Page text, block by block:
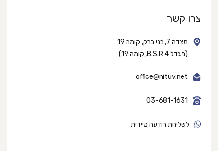
צרו קשר
מצדה 7, בני ברק, קומה 19
(מגדל B.S.R 4, קומה 19)
office@nituv.net
03-681-1631
לשליחת הודעה מיידית‬‬